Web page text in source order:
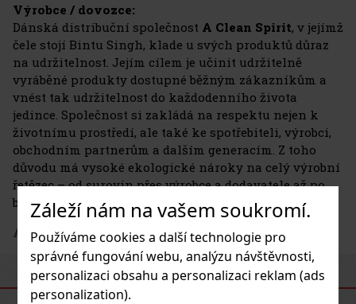
Záleží nám na vašem soukromí.
Používáme cookies a další technologie pro
správné fungování webu, analýzu návštěvnosti,
personalizaci obsahu a personalizaci reklam (ads
personalization).
Výrobce / dovozce:
Dánská distribuční společnost A Clean Spirit, v jejímž
čele stojí Bintu Singh, klade u svých produktů důraz
na udržitelnost. Jejím cílem je učinit udržitelně
vyráběné produkty dostupné běžným zákazníkům a
vnést tak udržitelnost do každodenního života
jedince. Společnost si zakládá na respektu nejen k
životnímu prostředí, ale také ke spotřebiteli, výrobci,
obchodním partnerům a dalším generacím. Z toho
důvodu má vysoké ekologické nároky na celý výrobní
řetězec – od surovin přes výrobce a dodavatele až po
balení a prodej.
Adresa výrobce: A Clean Spirit
PODOBNÉ PRODUKTY